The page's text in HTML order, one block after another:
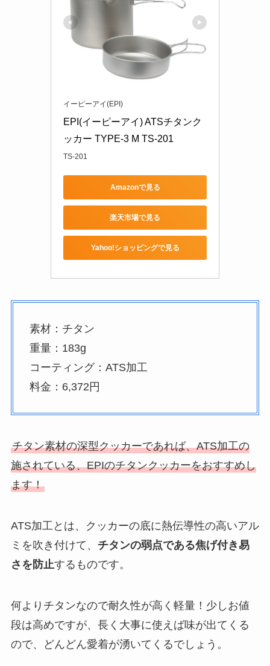
イーピーアイ(EPI)
EPI(イーピーアイ) ATSチタンク
ッカー TYPE-3 M TS-201
TS-201
Amazonで見る
楽天市場で見る
Yahoo!ショッピングで見る
素材：チタン
重量：183g
コーティング：ATS加工
料金：6,372円
チタン素材の深型クッカーであれば、ATS加工の
施されている、EPIのチタンクッカーをおすすめし
ます！
ATS加工とは、
クッカーの底に熱伝導性の高いアル
ミを吹き付けて、 チタンの弱点である焦げ付き易
さを防止するものです。
何よりチタンなので耐久性が高く軽量！少しお値
段は高めですが、長く大事に使えば味が出てくる
ので、どんどん愛着が湧いてくるでしょう。